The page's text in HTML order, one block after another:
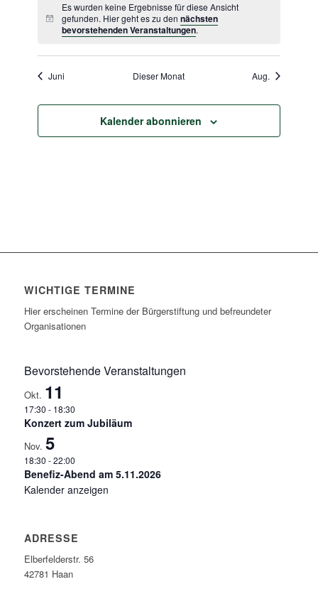
Hinweis
Es wurden keine Ergebnisse für diese Ansicht
gefunden. Hier geht es zu den nächsten
bevorstehenden Veranstaltungen.
Juni Dieser Monat Aug.
Kalender abonnieren
WICHTIGE TERMINE
Hier erscheinen Termine der Bürgerstiftung und befreundeter
Organisationen
Bevorstehende Veranstaltungen
Okt. 11
17:30 - 18:30
Konzert zum Jubiläum
Nov. 5
18:30 -22:00
Benefiz-Abend am 5.11.2026
Kalender anzeigen
ADRESSE
Elberfelderstr. 56
42781 Haan